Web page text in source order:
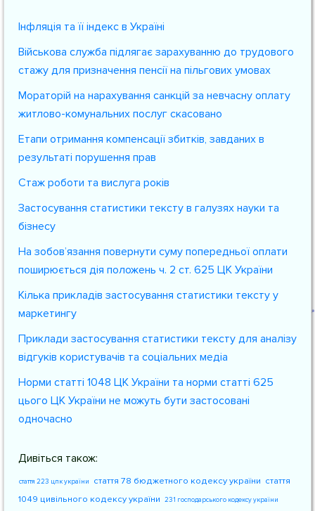
Інфляція та її індекс в Україні
Військова служба підлягає зарахуванню до трудового
стажу для призначення пенсії на пільгових умовах
Мораторій на нарахування санкцій за невчасну оплату
житлово-комунальних послуг скасовано
Етапи отримання компенсації збитків, завданих в
результаті порушення прав
Стаж роботи та вислуга років
Застосування статистики тексту в галузях науки та
бізнесу
На зобов’язання повернути суму попередньої оплати
поширюється дія положень ч. 2 ст. 625 ЦК України
Кілька прикладів застосування статистики тексту у
маркетингу
Приклади застосування статистики тексту для аналізу
відгуків користувачів та соціальних медіа
Норми статті 1048 ЦК України та норми статті 625
цього ЦК України не можуть бути застосовані
одночасно
Дивіться також:
стаття 223 цпк україни стаття 78 бюджетного кодексу україни стаття
1049 цивільного кодексу україни 231 господарського кодексу україни